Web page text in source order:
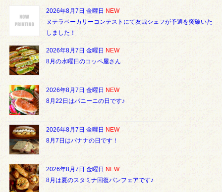
2026年8月7日 金曜日 NEW
ヌテラベーカリーコンテストにて友哉シェフが予選を突破いた
しました！
2026年8月7日 金曜日 NEW
8月の水曜日のコッペ屋さん
2026年8月7日 金曜日 NEW
8月22日はパニーニの日です♪
2026年8月7日 金曜日 NEW
8月7日はバナナの日です！
2026年8月7日 金曜日 NEW
8月は夏のスタミナ回復パンフェアです♪